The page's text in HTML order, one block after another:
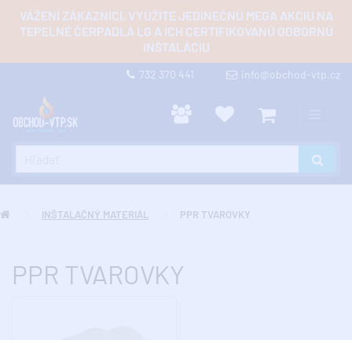
VÁŽENÍ ZÁKAZNÍCI, VYUŽITE JEDINEČNÚ MEGA AKCIU NA
TEPELNÉ ČERPADLÁ LG A ICH CERTIFIKOVANÚ ODBORNÚ
INŠTALÁCIU
732 370 441 info@obchod-vtp.cz
INŠTALAČNÝ MATERIÁL PPR TVAROVKY
PPR TVAROVKY